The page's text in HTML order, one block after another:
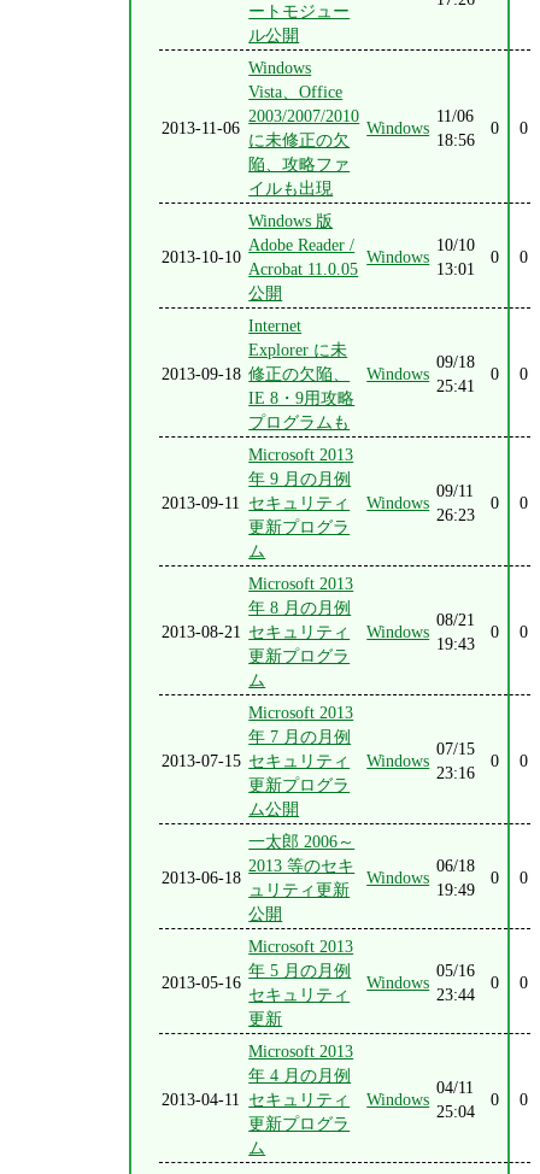
ートモジュー
ル公開
2013-11-06
Windows
Vista、Office
2003/2007/2010
に未修正の欠
陥、攻略ファ
イルも出現
Windows
11/06
18:56
0 0
2013-10-10
Windows 版
Adobe Reader /
Acrobat 11.0.05
公開
Windows
10/10
13:01
0 0
2013-09-18
Internet
Explorer に未
修正の欠陥、
IE 8・9用攻略
プログラムも
Windows
09/18
25:41
0 0
2013-09-11
Microsoft 2013
年 9 月の月例
セキュリティ
更新プログラ
ム
Windows
09/11
26:23
0 0
2013-08-21
Microsoft 2013
年 8 月の月例
セキュリティ
更新プログラ
ム
Windows
08/21
19:43
0 0
2013-07-15
Microsoft 2013
年 7 月の月例
セキュリティ
更新プログラ
ム公開
Windows
07/15
23:16
0 0
2013-06-18
一太郎 2006～
2013 等のセキ
ュリティ更新
公開
Windows
06/18
19:49
0 0
2013-05-16
Microsoft 2013
年 5 月の月例
セキュリティ
更新
Windows
05/16
23:44
0 0
2013-04-11
Microsoft 2013
年 4 月の月例
セキュリティ
更新プログラ
ム
Windows
04/11
25:04
0 0